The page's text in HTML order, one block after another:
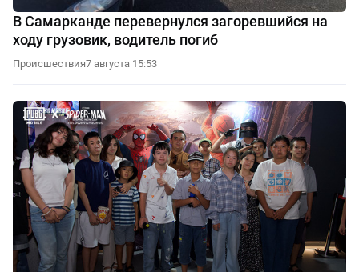
В Самарканде перевернулся загоревшийся на
ходу грузовик, водитель погиб
Происшествия7 августа 15:53